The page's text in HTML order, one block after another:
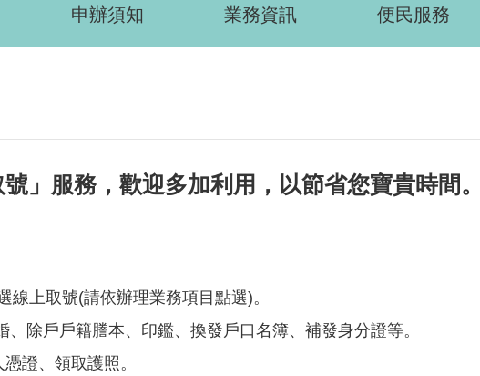
申辦須知 業務資訊 便民服務
」服務，歡迎多加利用，以節省您寶貴時間。
上取號(請依辦理業務項目點選)。
除戶戶籍謄本、印鑑、換發戶口名簿、補發身分證等。
證、領取護照。